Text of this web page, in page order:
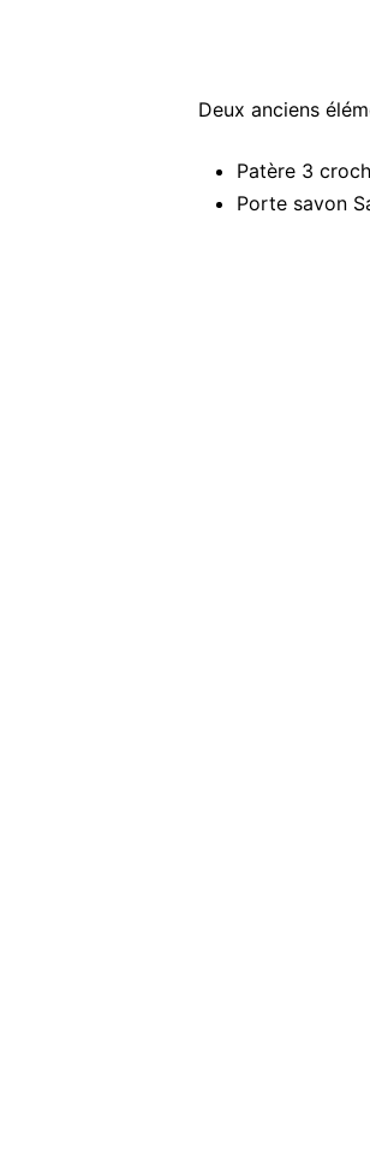
Deux anciens
Patère 3
Porte savon